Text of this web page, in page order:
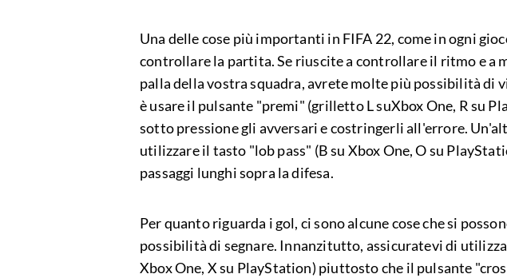
Una delle cose più importanti in FIFA 22, come in ogni
controllare la partita. Se riuscite a controllare il ritmo e a
palla della vostra squadra, avrete molte più possibilità di
è usare il pulsante "premi" (grilletto L suXbox One, R su
sotto pressione gli avversari e costringerli all'errore.
utilizzare il tasto "lob pass" (B su Xbox One, O su
passaggi lunghi sopra la difesa.
Per quanto riguarda i gol, ci sono alcune cose che si
possibilità di segnare. Innanzitutto, assicuratevi di
Xbox One, X su PlayStation) piuttosto che il pulsante